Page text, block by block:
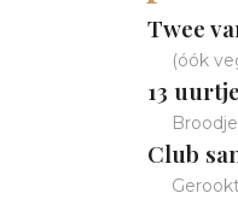
Twee
(óók
13 uurtje
Club